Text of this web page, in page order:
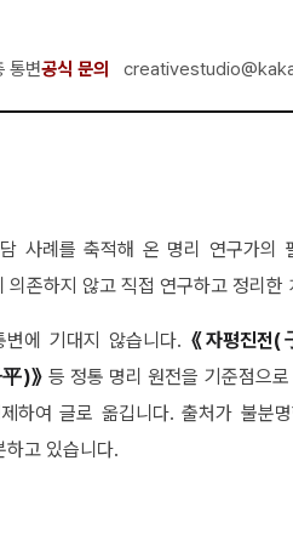
통변공식 문의
사례를 축적해 온 명리 연구가의
존하지 않고 직접 연구하고 정리한
에 기대지 않습니다. 《자평진
)》 등 정통 명리 원전을 기준점으
하여 글로 옮깁니다. 출처가 불분
고 있습니다.